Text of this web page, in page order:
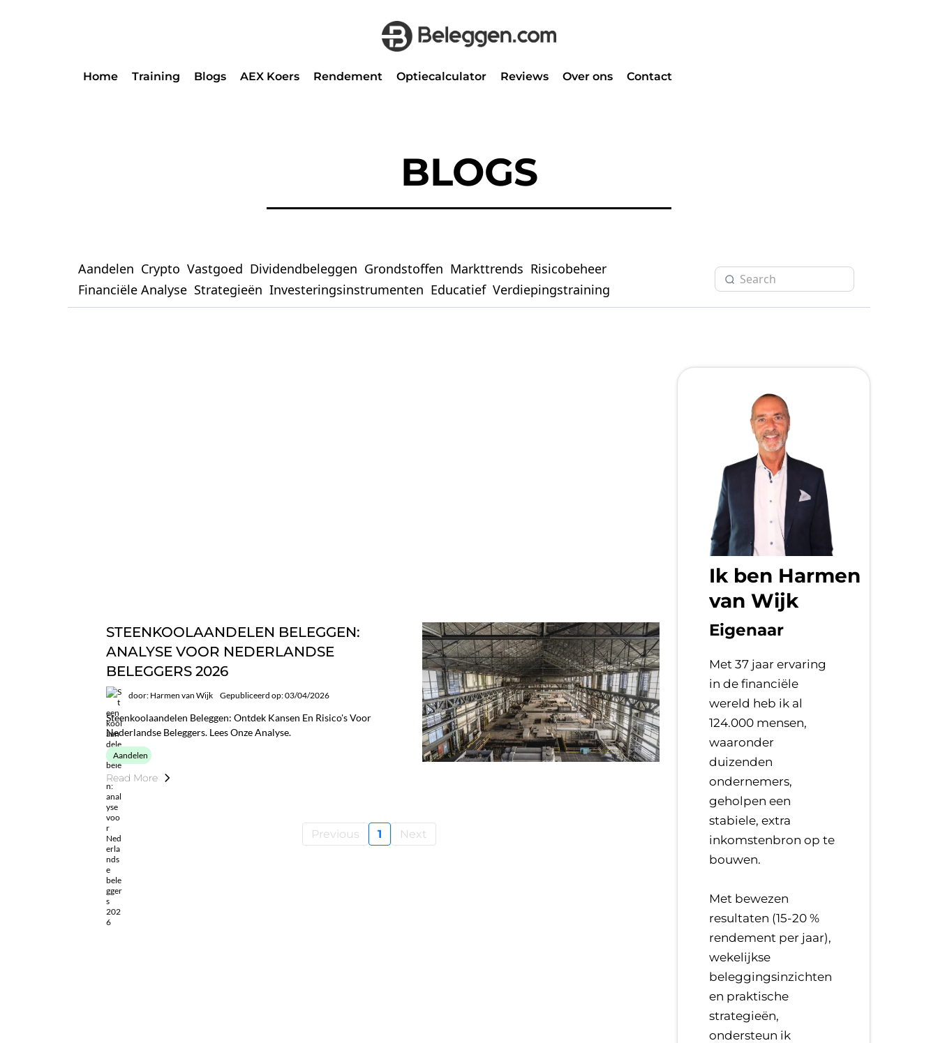
Home Training Blogs AEX Koers Rendement Optiecalculator Reviews Over ons Contact
BLOGS
Aandelen Crypto Vastgoed Dividendbeleggen Grondstoffen Markttrends Risicobeheer
Financiële Analyse Strategieën Investeringsinstrumenten Educatief Verdiepingstraining
STEENKOOLAANDELEN BELEGGEN:
ANALYSE VOOR NEDERLANDSE
BELEGGERS 2026
door: Harmen van Wijk Gepubliceerd op: 03/04/2026
Steenkoolaandelen Beleggen: Ontdek Kansen En Risico's Voor
Nederlandse Beleggers. Lees Onze Analyse.
Aandelen
Read More
Previous 1 Next
Ik ben Harmen
van Wijk
Eigenaar
Met 37 jaar ervaring
in de financiële
wereld heb ik al
124.000 mensen,
waaronder
duizenden
ondernemers,
geholpen een
stabiele, extra
inkomstenbron op te
bouwen.
​Met bewezen
resultaten (15-20 %
rendement per jaar),
wekelijkse
beleggingsinzichten
en praktische
strategieën,
ondersteun ik